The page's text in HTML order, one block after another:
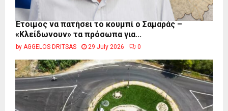
Έτοιμος να πατήσει το κουμπί ο Σαμαράς –
«Κλείδωνουν» τα πρόσωπα για...
by AGGELOS DRITSAS 29 July 2026 0